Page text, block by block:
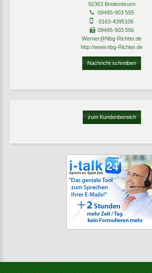
92363 Breitenbrunn
09495-903 555
0163-4395106
09495-903 556
Werner@Nbg-Richter.de
http://www.nbg-Richter.de
Nachricht schreiben
zum Kundenbereich